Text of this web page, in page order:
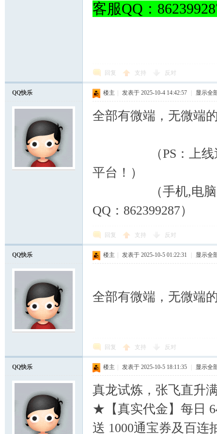
客服QQ：
回复 支持 反对
QQ快乐 楼主 发表于 2025-10-4 14:42:57 显示全
全部有微端，无微端
（PS：上线送满
平台！）
（手机,电脑,微端
QQ：862399287）
回复 支持 反对
QQ快乐 楼主 发表于 2025-10-5 01:22:31 显示全
全部有微端，无微端
回复 支持 反对
QQ快乐 楼主 发表于 2025-10-5 18:11:35 显示全
真龙试炼，张飞直升
★【真实代金】每日
送 1000通宝券及百连